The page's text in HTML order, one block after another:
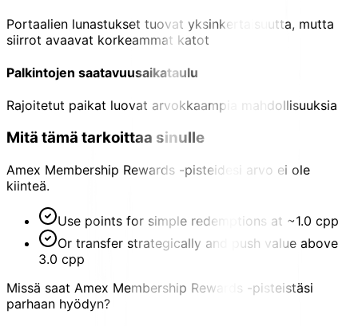
Portaalien lunastukset tuovat yksinkertaisuutta, mutta
siirrot avaavat korkeammat katot
Palkintojen saatavuusaikataulu
Rajoitetut paikat luovat arvokkaampia mahdollisuuksia
Mitä tämä tarkoittaa sinulle
Amex Membership Rewards -pisteidesi arvo ei ole
kiinteä.
Use points for simple redemptions at ~1.0 cpp
Or transfer strategically and push value above
3.0 cpp
Missä saat Amex Membership Rewards -pisteistäsi
parhaan hyödyn?